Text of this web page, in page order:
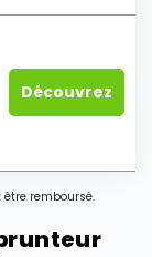
Découvrez
remboursé.